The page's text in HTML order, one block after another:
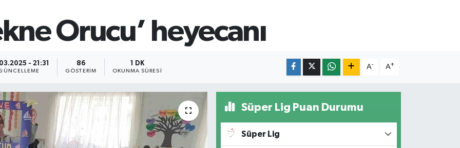
Orucu’ heyecanı
- 21:31 86
GÖSTERIM
1 DK
OKUNMA SÜRESI
A- A+
Süper Lig Puan Durumu
Süper Lig